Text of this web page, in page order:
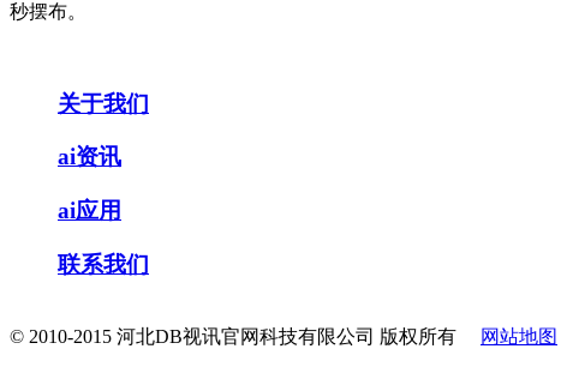
秒摆布。
关于我们
ai资讯
ai应用
联系我们
© 2010-2015 河北DB视讯官网科技有限公司 版权所有 网站地图